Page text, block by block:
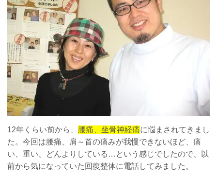
12年くらい前から、 腰痛、坐骨神経痛に悩まされてきまし
た。今回は腰痛、肩～首の痛みが我慢できないほど、痛
い、重い、どんよりしている…という感じでしたので、以
前から気になっていた回復整体に電話してみました。